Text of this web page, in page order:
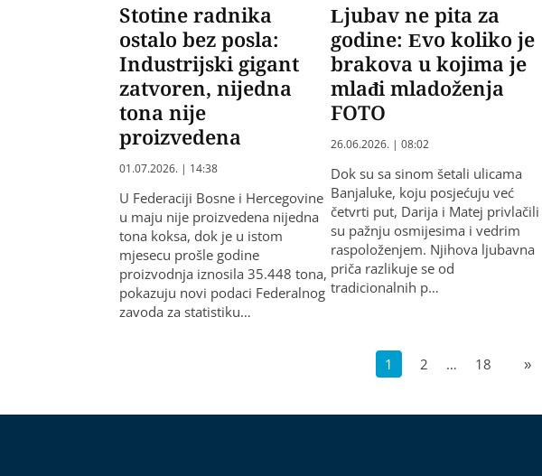
Stotine radnika
ostalo bez posla:
Industrijski gigant
zatvoren, nijedna
tona nije
proizvedena
01.07.2026. | 14:38
U Federaciji Bosne i Hercegovine
u maju nije proizvedena nijedna
tona koksa, dok je u istom
mjesecu prošle godine
proizvodnja iznosila 35.448 tona,
pokazuju novi podaci Federalnog
zavoda za statistiku…
Ljubav ne pita za
godine: Evo koliko je
brakova u kojima je
mlađi mladoženja
FOTO
26.06.2026. | 08:02
Dok su sa sinom šetali ulicama
Banjaluke, koju posjećuju već
četvrti put, Darija i Matej privlačili
su pažnju osmijesima i vedrim
raspoloženjem. Njihova ljubavna
priča razlikuje se od
tradicionalnih p…
1 2 … 18 »